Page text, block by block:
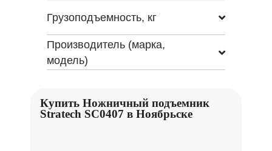
Грузоподъемность, кг
Производитель (марка,
модель)
Купить Ножничный подъемник
Stratech SC0407 в Ноябрьске